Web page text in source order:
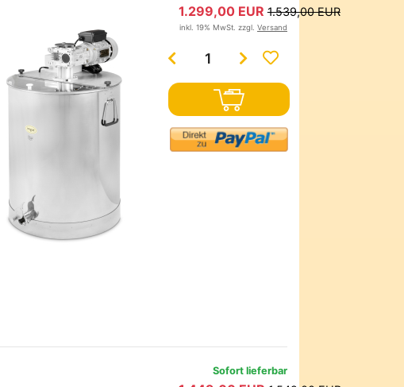
1.299,00 EUR1.539,00 EUR
inkl. 19% MwSt. zzgl. Versand
Sofort lieferbar